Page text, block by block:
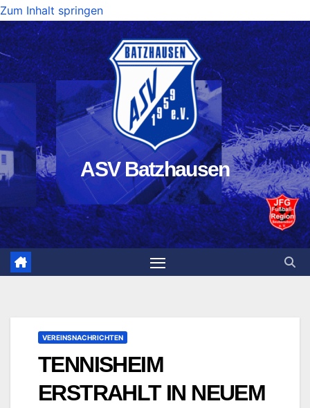
Zum Inhalt springen
ASV Batzhausen
VEREINSNACHRICHTEN
TENNISHEIM
ERSTRAHLT IN NEUEM